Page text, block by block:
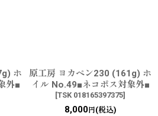
ホ
外■
原工房 ヨカペン230 (161g) ホ
イル No.49■ネコポス対象外■
[TSK 018165397375]
8,000円(税込)